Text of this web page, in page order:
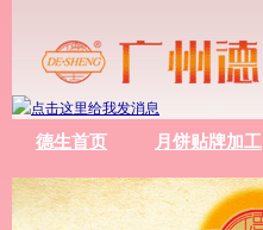
德生首页 月饼贴牌加工